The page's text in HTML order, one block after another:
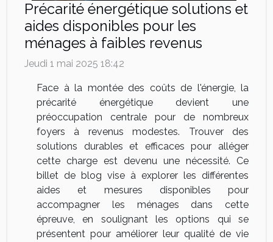
Précarité énergétique solutions et
aides disponibles pour les
ménages à faibles revenus
Jeudi 1 mai 2025 18:42
Face à la montée des coûts de l'énergie, la
précarité énergétique devient une
préoccupation centrale pour de nombreux
foyers à revenus modestes. Trouver des
solutions durables et efficaces pour alléger
cette charge est devenu une nécessité. Ce
billet de blog vise à explorer les différentes
aides et mesures disponibles pour
accompagner les ménages dans cette
épreuve, en soulignant les options qui se
présentent pour améliorer leur qualité de vie